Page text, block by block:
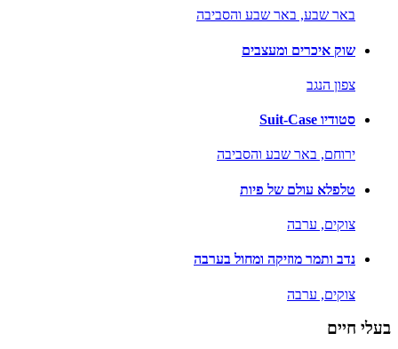
באר שבע, באר שבע והסביבה
שוק איכרים ומעצבים
צפון הנגב
סטודיו Suit-Case
ירוחם, באר שבע והסביבה
טלפלא עולם של פיות
צוקים, ערבה
נדב ותמר מוזיקה ומחול בערבה
צוקים, ערבה
בעלי חיים